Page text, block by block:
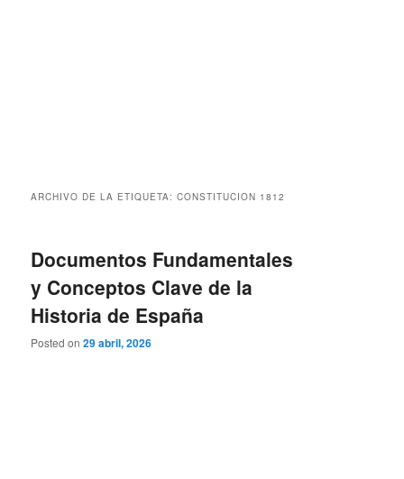
ARCHIVO DE LA ETIQUETA:CONSTITUCION 1812
Documentos Fundamentales
y Conceptos Clave de la
Historia de España
Posted on29 abril, 2026